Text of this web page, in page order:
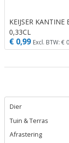
Dier
Tuin & Terras
Afrastering
KEIJSER KANTINE
0,33CL
€ 0,99 Excl. BTW: €